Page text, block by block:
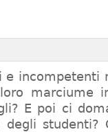
e
marciume
E poi ci
degli